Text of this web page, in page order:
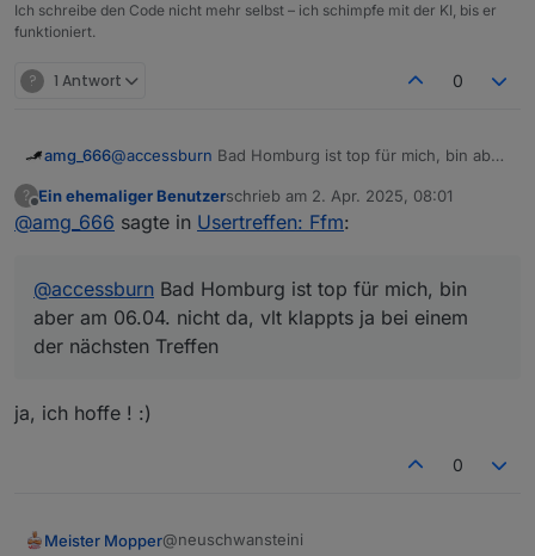
Online: jeden 1. Montag im Monat ab 20:30 -
https://nuudel.digitalcourage.de/3OzTQc24ys64bhlf
den Ort sind gerne Willkommen !! **
Wer Bock hat kann auch gerne zwischendurch in den
Discord-Channel schauen :-) Einer ist meist online,
und hilft bei Fragen gerne!
Ich schreibe den Code nicht mehr selbst – ich schimpfe mit der KI, bis er
funktioniert.
? 1 Antwort 0
amg_666@accessburn Bad Homburg ist top für mich, bin aber
nächsten Treffen
?
Offline
Ein ehemaliger Benutzerschrieb am 2. Apr. 2025, 08:01
zuletzt editiert von
@amg_666 sagte in Usertreffen: Ffm:
@accessburn Bad Homburg ist top für mich, bin
aber am 06.04. nicht da, vlt klappts ja bei einem
der nächsten Treffen
ja, ich hoffe ! :)
0
Meister Mopper@neuschwansteini